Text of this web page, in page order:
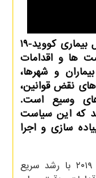
سیاست های کشورهای موفق در مقابله و کنترل بیماری کووید-۱۹
ها و اقدامات
و شهرها،
های نقض قوانین،
وسیع است.
که این سیاست
سازی و اجرا
از اواخر سال ۲۰۱۹ با رشد سریع